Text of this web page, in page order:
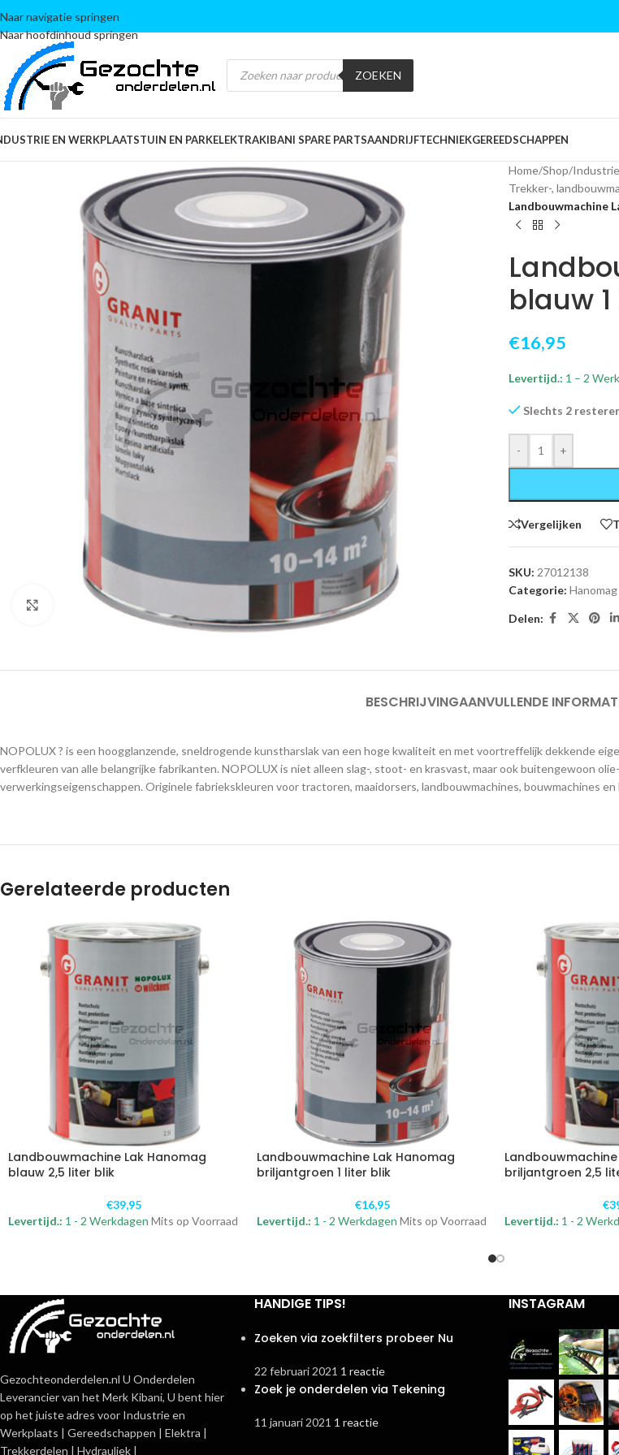
Naar navigatie springen
Naar hoofdinhoud springen
ZOEKEN
EN WERKPLAATSTUIN EN PARKELEKTRAKIBANI SPARE PARTSAANDRIJFTECHNIEKGEREEDSCHAPPEN
Klik om te vergroten
Home/Shop/
Trekker-,
Landbouwmachine
blauw
€16,95
Levertijd.: 1 – 2
Slechts 2
- +
Vergelijken
SKU: 27012138
Categorie: Hanomag
Delen:
BESCHRIJVINGAANVULLENDE
NOPOLUX ? is een hoogglanzende, sneldrogende kunstharslak van een hoge kwaliteit en met voortreffelijk dekkende
verfkleuren van alle belangrijke fabrikanten. NOPOLUX is niet alleen slag-, stoot- en krasvast, maar ook buitengewoon
verwerkingseigenschappen. Originele fabriekskleuren voor tractoren, maaidorsers, landbouwmachines, bouwmachines
Gerelateerde producten
Landbouwmachine Lak Hanomag
blauw 2,5 liter blik
€39,95
Levertijd.: 1 - 2 Werkdagen Mits op Voorraad
Landbouwmachine Lak Hanomag
briljantgroen 1 liter blik
€16,95
Levertijd.: 1 - 2 Werkdagen Mits op Voorraad
briljantgroen 2,5
€
Levertijd.: 1 - 2
Gezochteonderdelen.nl U Onderdelen
Leverancier van het Merk Kibani, U bent hier
op het juiste adres voor Industrie en
Werkplaats | Gereedschappen | Elektra |
Trekkerdelen | Hydrauliek |
HANDIGE TIPS!
Zoeken via zoekfilters probeer Nu
22 februari 2021 1 reactie
Zoek je onderdelen via Tekening
11 januari 2021 1 reactie
INSTAGRAM